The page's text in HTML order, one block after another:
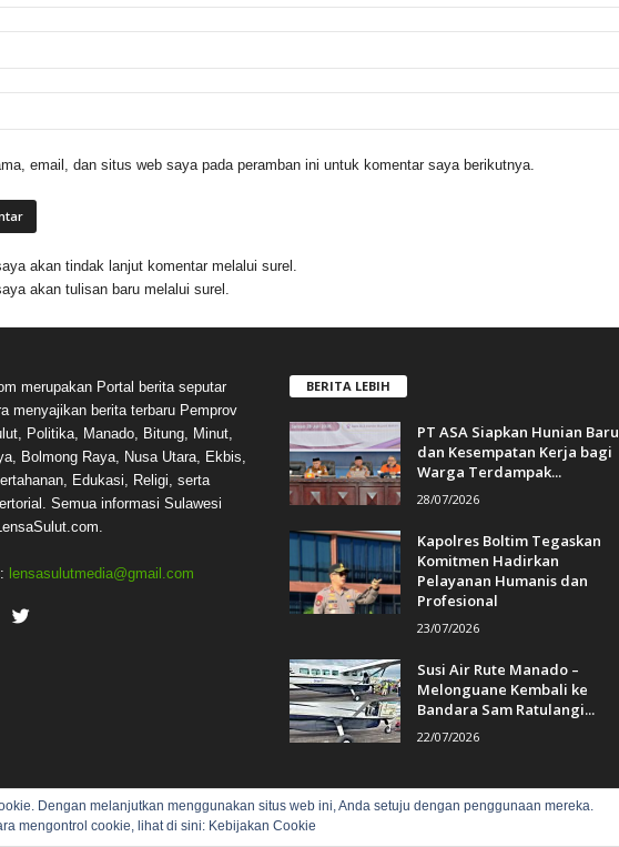
email, dan situs web saya pada peramban ini untuk komentar saya berikutnya.
akan tindak lanjut komentar melalui surel.
akan tulisan baru melalui surel.
merupakan Portal berita seputar
menyajikan berita terbaru Pemprov
Politika, Manado, Bitung, Minut,
Bolmong Raya, Nusa Utara, Ekbis,
Edukasi, Religi, serta
Semua informasi Sulawesi
lensasulutmedia@gmail.com
BERITA LEBIH
PT ASA Siapkan Hunian Baru
dan Kesempatan Kerja bagi
Warga Terdampak...
28/07/2026
Kapolres Boltim Tegaskan
Komitmen Hadirkan
Pelayanan Humanis dan
Profesional
23/07/2026
Susi Air Rute Manado –
Melonguane Kembali ke
Bandara Sam Ratulangi...
22/07/2026
- All rights reserved.
Dengan melanjutkan menggunakan situs web ini, Anda setuju dengan penggunaan mereka.
mengontrol cookie, lihat di sini: Kebijakan Cookie